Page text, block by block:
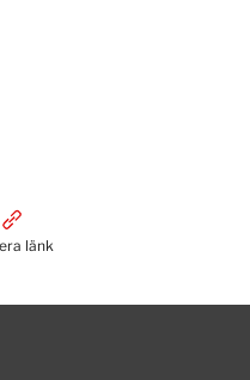
länk